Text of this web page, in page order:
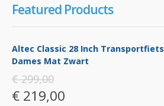
Featured Products
Altec Classic 28 Inch Transportfiets
Dames Mat Zwart
€ 299,00
€ 219,00